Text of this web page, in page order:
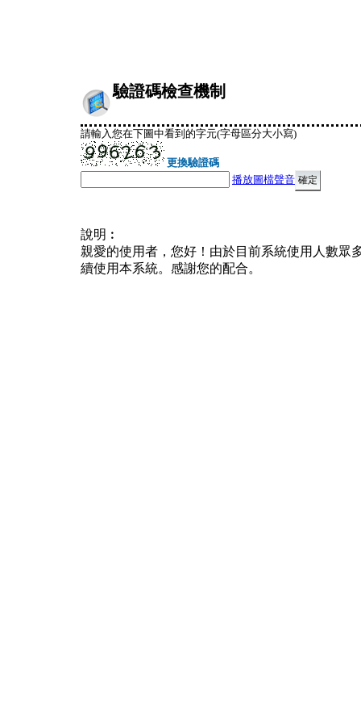
驗證碼檢查機制
請輸入您在下圖中看到的字元(字母區分大小寫)
更換驗證碼
播放圖檔聲音
說明︰
親愛的使用者，您好！由於目前系統使用人數眾
續使用本系統。感謝您的配合。